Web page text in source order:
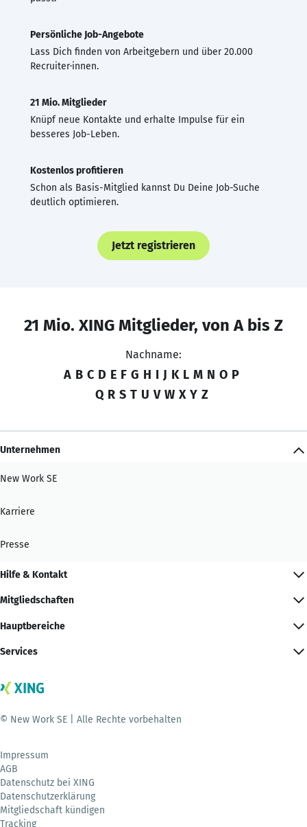
Persönliche Job-Angebote
Lass Dich finden von Arbeitgebern und über 20.000
Recruiter·innen.
21 Mio. Mitglieder
Knüpf neue Kontakte und erhalte Impulse für ein
besseres Job-Leben.
Kostenlos profitieren
Schon als Basis-Mitglied kannst Du Deine Job-Suche
deutlich optimieren.
Jetzt registrieren
21 Mio. XING Mitglieder, von A bis Z
Nachname:
A B C D E F G H I J K L M N O P
Q R S T U V W X Y Z
Unternehmen
New Work SE
Karriere
Presse
Hilfe & Kontakt
Mitgliedschaften
Hauptbereiche
Services
© New Work SE | Alle Rechte vorbehalten
Impressum
AGB
Datenschutz bei XING
Datenschutzerklärung
Mitgliedschaft kündigen
Tracking